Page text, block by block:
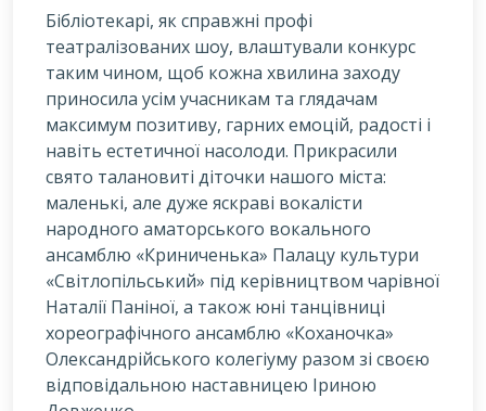
Бібліотекарі, як справжні профі
театралізованих шоу, влаштували конкурс
таким чином, щоб кожна хвилина заходу
приносила усім учасникам та глядачам
максимум позитиву, гарних емоцій, радості і
навіть естетичної насолоди. Прикрасили
свято талановиті діточки нашого міста:
маленькі, але дуже яскраві вокалісти
народного аматорського вокального
ансамблю «Криниченька» Палацу культури
«Світлопільський» під керівництвом чарівної
Наталії Паніної, а також юні танцівниці
хореографічного ансамблю «Коханочка»
Олександрійського колегіуму разом зі своєю
відповідальною наставницею Іриною